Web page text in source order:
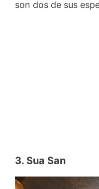
son dos de sus
3. Sua San